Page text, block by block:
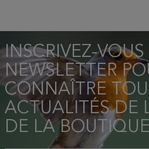
INSCRIVEZ-
NEWSLETTER
CONNAÎTRE
ACTUALITÉS DE
DE LA